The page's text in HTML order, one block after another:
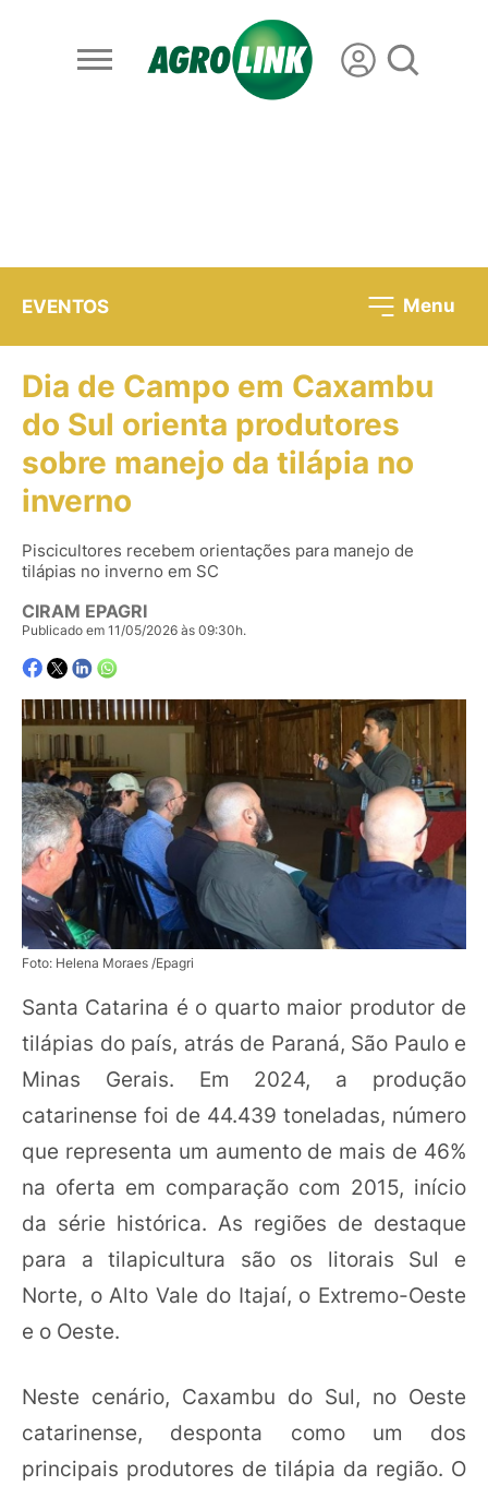
EVENTOS Menu
Dia de Campo em Caxambu
do Sul orienta produtores
sobre manejo da tilápia no
inverno
Piscicultores recebem orientações para manejo de
tilápias no inverno em SC
CIRAM EPAGRI
Publicado em 11/05/2026 às 09:30h.
Foto: Helena Moraes /Epagri
Santa Catarina é o quarto maior produtor de
tilápias do país, atrás de Paraná, São Paulo e
Minas Gerais. Em 2024, a produção
catarinense foi de 44.439 toneladas, número
que representa um aumento de mais de 46%
na oferta em comparação com 2015, início
da série histórica. As regiões de destaque
para a tilapicultura são os litorais Sul e
Norte, o Alto Vale do Itajaí, o Extremo-Oeste
e o Oeste.
Neste cenário, Caxambu do Sul, no Oeste
catarinense, desponta como um dos
principais produtores de tilápia da região. O